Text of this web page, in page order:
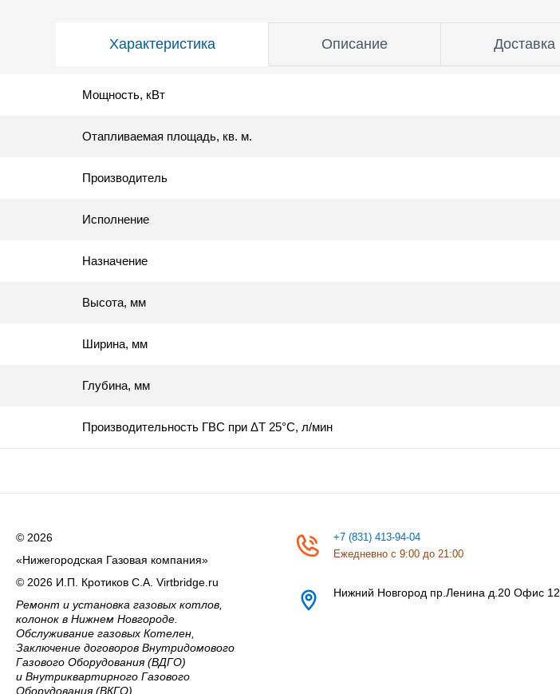
Характеристика Описание Доставка
Мощность, кВт
Отапливаемая площадь, кв. м.
Производитель
Исполнение
Назначение
Высота, мм
Ширина, мм
Глубина, мм
Производительность ГВС при ΔТ 25°C, л/мин
© 2026
«Нижегородская Газовая компания»
© 2026 И.П. Кротиков С.А. Virtbridge.ru
Ремонт и установка газовых котлов,
колонок в Нижнем Новгороде.
Обслуживание газовых Котелен,
Заключение договоров Внутридомового
Газового Оборудования (ВДГО)
и Внутриквартирного Газового
Оборудования (ВКГО),
+7 (831) 413-94-04
Ежедневно с 9:00 до 21:00
Нижний Новгород пр.Ленина д.20 Офис 12